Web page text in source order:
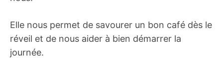
Elle nous permet de savourer un bon café dès le
réveil et de nous aider à bien démarrer la
journée.